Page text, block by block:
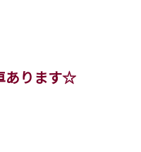
あります☆